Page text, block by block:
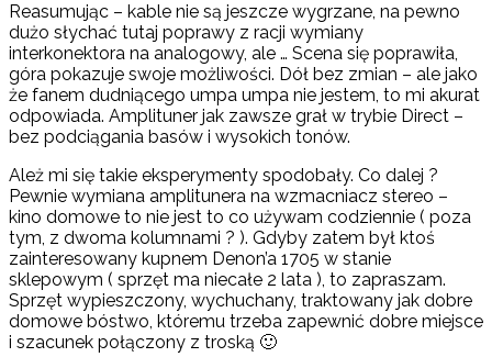
Reasumując – kable nie są jeszcze wygrzane, na pewno
dużo słychać tutaj poprawy z racji wymiany
interkonektora na analogowy, ale … Scena się poprawiła,
góra pokazuje swoje możliwości. Dół bez zmian – ale jako
że fanem dudniącego umpa umpa nie jestem, to mi akurat
odpowiada. Amplituner jak zawsze grał w trybie Direct –
bez podciągania basów i wysokich tonów.
Ależ mi się takie eksperymenty spodobały. Co dalej ?
Pewnie wymiana amplitunera na wzmacniacz stereo –
kino domowe to nie jest to co używam codziennie ( poza
tym, z dwoma kolumnami ? ). Gdyby zatem był ktoś
zainteresowany kupnem Denon’a 1705 w stanie
sklepowym ( sprzęt ma niecałe 2 lata ), to zapraszam.
Sprzęt wypieszczony, wychuchany, traktowany jak dobre
domowe bóstwo, któremu trzeba zapewnić dobre miejsce
i szacunek połączony z troską 🙂